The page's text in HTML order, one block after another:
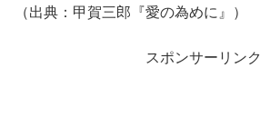
（出典：甲賀三郎『愛の為めに』）
スポンサーリンク